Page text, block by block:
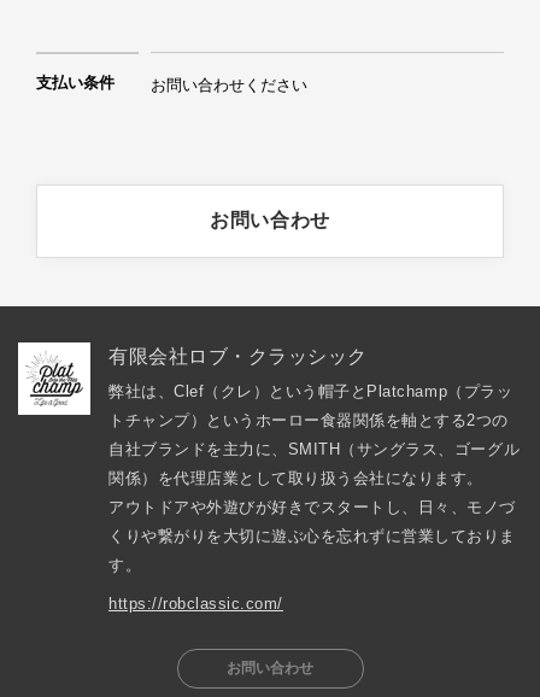
支払い条件 お問い合わせください
お問い合わせ
有限会社ロブ・クラッシック
弊社は、Clef（クレ）という帽子とPlatchamp（プラッ
トチャンプ）というホーロー食器関係を軸とする2つの
自社ブランドを主力に、SMITH（サングラス、ゴーグル
関係）を代理店業として取り扱う会社になります。
アウトドアや外遊びが好きでスタートし、日々、モノづ
くりや繋がりを大切に遊ぶ心を忘れずに営業しておりま
す。
https://robclassic.com/
お問い合わせ